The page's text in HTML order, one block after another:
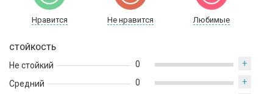
Нравится Не нравится Любимые
СТОЙКОСТЬ
Не стойкий
Средний
0 +
0 +